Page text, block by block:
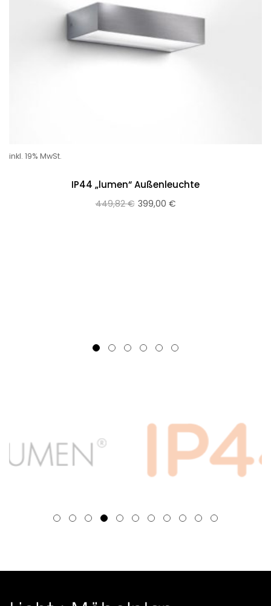
inkl. 19% MwSt.
IP44 „lumen“ Außenleuchte
449,82€ 399,00 €